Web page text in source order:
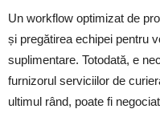
Un workflow optimizat de
și pregătirea echipei pentru
suplimentare. Totodată, e
furnizorul serviciilor de
ultimul rând, poate fi